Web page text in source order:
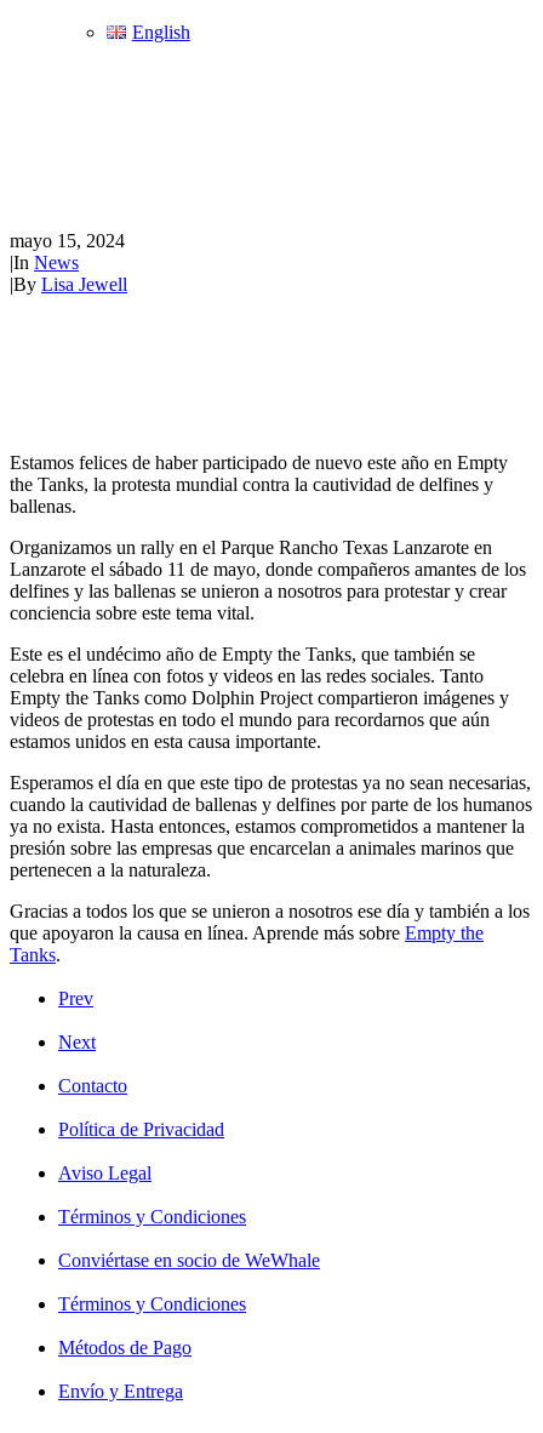
English
mayo 15, 2024
|In News
|By Lisa Jewell
Estamos felices de haber participado de nuevo este año en Empty
the Tanks, la protesta mundial contra la cautividad de delfines y
ballenas.
Organizamos un rally en el Parque Rancho Texas Lanzarote en
Lanzarote el sábado 11 de mayo, donde compañeros amantes de los
delfines y las ballenas se unieron a nosotros para protestar y crear
conciencia sobre este tema vital.
Este es el undécimo año de Empty the Tanks, que también se
celebra en línea con fotos y videos en las redes sociales. Tanto
Empty the Tanks como Dolphin Project compartieron imágenes y
videos de protestas en todo el mundo para recordarnos que aún
estamos unidos en esta causa importante.
Esperamos el día en que este tipo de protestas ya no sean necesarias,
cuando la cautividad de ballenas y delfines por parte de los humanos
ya no exista. Hasta entonces, estamos comprometidos a mantener la
presión sobre las empresas que encarcelan a animales marinos que
pertenecen a la naturaleza.
Gracias a todos los que se unieron a nosotros ese día y también a los
que apoyaron la causa en línea. Aprende más sobre Empty the
Tanks.
Prev
Next
Contacto
Política de Privacidad
Aviso Legal
Términos y Condiciones
Conviértase en socio de WeWhale
Términos y Condiciones
Métodos de Pago
Envío y Entrega